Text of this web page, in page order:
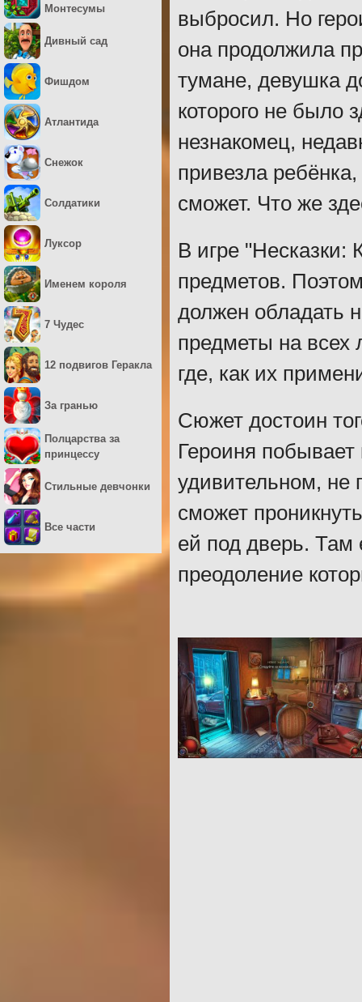
выбросил. Но
она продолжила
тумане, девушка
которого не было
незнакомец,
привезла
сможет. Что же
В игре "Несказки:
предметов.
должен обладать
предметы на всех
где, как их
Сюжет достоин
Героиня
удивительном, не
сможет
ей под дверь. Там
преодоление
Монтесумы
Дивный сад
Фишдом
Атлантида
Снежок
Солдатики
Луксор
Именем короля
7 Чудес
12 подвигов Геракла
За гранью
Полцарства за
принцессу
Стильные девчонки
Все части